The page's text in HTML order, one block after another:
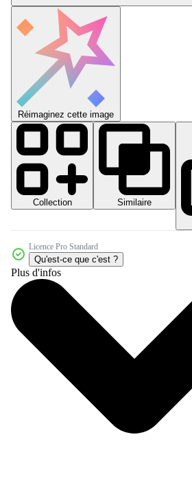
Réimaginez cette image
Collection
Similaire
Licence Pro Standard
Qu'est-ce que c'est ?
Plus d'infos